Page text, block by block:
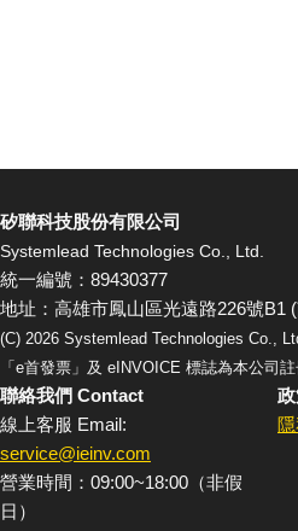
矽聯科技股份有限公司
Systemlead Technologies Co., Ltd.
統一編號：89430377
地址：高雄市鳳山區光遠路226號B1
(C) 2026 Systemlead Technologies Co.,
「e首發票」及 eINVOICE 標誌為本公司註
聯絡我們 Contact
線上客服 Email:
service@ieinv.com
營業時間：09:00~18:00（非假
日）